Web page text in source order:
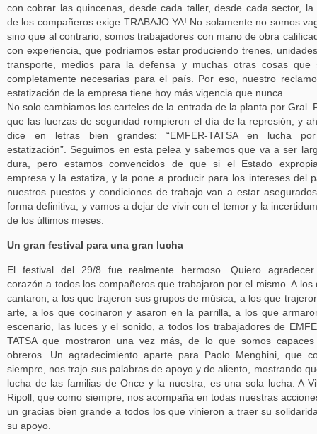
con cobrar las quincenas, desde cada taller, desde cada sector, la
de los compañeros exige TRABAJO YA! No solamente no somos
sino que al contrario, somos trabajadores con mano de obra
con experiencia, que podríamos estar produciendo trenes,
transporte, medios para la defensa y muchas otras cosas que
completamente necesarias para el país. Por eso, nuestro
estatización de la empresa tiene hoy más vigencia que nunca.
No solo cambiamos los carteles de la entrada de la planta por Gral.
que las fuerzas de seguridad rompieron el día de la represión, y
dice en letras bien grandes: “EMFER-TATSA en lucha
estatización”. Seguimos en esta pelea y sabemos que va a ser
dura, pero estamos convencidos de que si el Estado
empresa y la estatiza, y la pone a producir para los intereses del
nuestros puestos y condiciones de trabajo van a estar
forma definitiva, y vamos a dejar de vivir con el temor y la
de los últimos meses.
Un gran festival para una gran lucha
El festival del 29/8 fue realmente hermoso. Quiero
corazón a todos los compañeros que trabajaron por el mismo. A los
cantaron, a los que trajeron sus grupos de música, a los que
arte, a los que cocinaron y asaron en la parrilla, a los que
escenario, las luces y el sonido, a todos los trabajadores de
TATSA que mostraron una vez más, de lo que somos
obreros. Un agradecimiento aparte para Paolo Menghini, que
siempre, nos trajo sus palabras de apoyo y de aliento, mostrando
lucha de las familias de Once y la nuestra, es una sola lucha. A
Ripoll, que como siempre, nos acompaña en todas nuestras
un gracias bien grande a todos los que vinieron a traer su
su apoyo.